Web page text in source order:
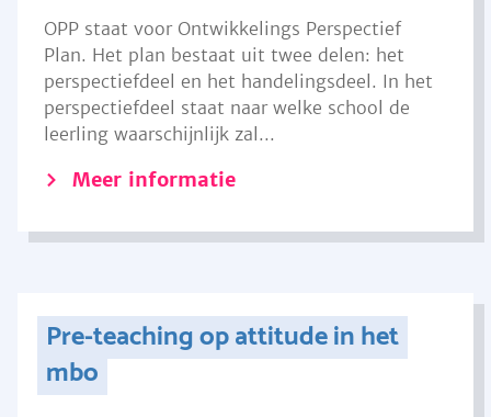
OPP staat voor Ontwikkelings Perspectief
Plan. Het plan bestaat uit twee delen: het
perspectiefdeel en het handelingsdeel. In het
perspectiefdeel staat naar welke school de
leerling waarschijnlijk zal...
Meer informatie
Pre-teaching op attitude in het
mbo